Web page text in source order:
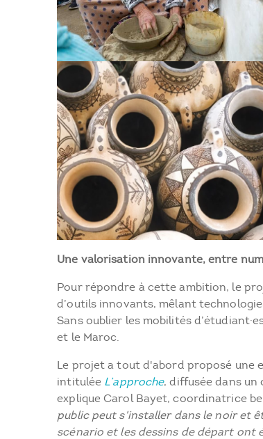
Une valorisation innovante, entre
Pour répondre à cette ambition, le
d’outils innovants, mêlant
Sans oublier les mobilités
et le Maroc.
Le projet a tout d'abord proposé une
intitulée L’approche, diffusée dans un
explique Carol Bayet, coordinatrice
public peut s'installer dans le noir et
scénario et les dessins de départ ont